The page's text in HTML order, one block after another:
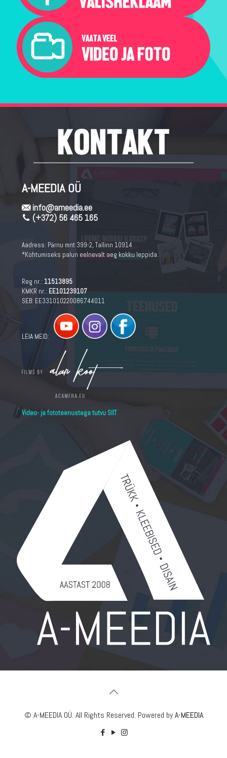
A-MEEDIA OÜ
info@ameedia.ee
(+372) 56 465 165
Aadress: Pärnu mnt 399-2, Tallinn 10914
*Kohtumiseks palun eelnevalt aeg kokku leppida.
Reg nr.: 11513895
KMKR nr.: EE101239107
SEB: EE331010220086744011
LEIA MEID:
Video- ja fototeenustega tutvu SIIT
© A-MEEDIA OÜ. All Rights Reserved. Powered by A-MEEDIA